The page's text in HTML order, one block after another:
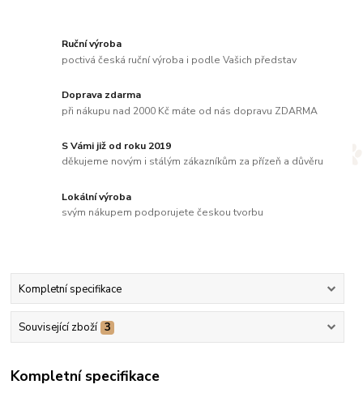
Ruční výroba
poctivá česká ruční výroba i podle Vašich představ
Doprava zdarma
při nákupu nad 2000 Kč máte od nás dopravu ZDARMA
S Vámi již od roku 2019
děkujeme novým i stálým zákazníkům za přízeň a důvěru
Lokální výroba
svým nákupem podporujete českou tvorbu
Kompletní specifikace
Související zboží 3
Kompletní specifikace